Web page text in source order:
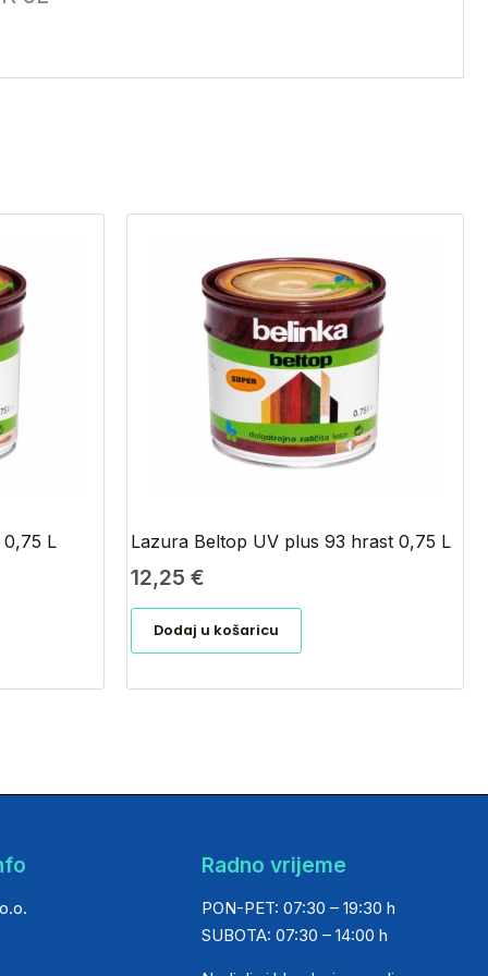
L Lazura Beltop UV plus 93 hrast 0,75 L
12,25€
Dodaj u košaricu
Radno vrijeme
PON-PET: 07:30 – 19:30 h
SUBOTA: 07:30 – 14:00 h